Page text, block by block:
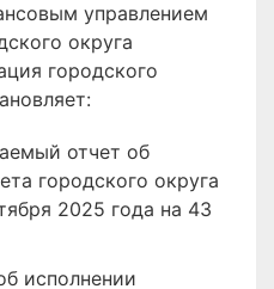
управлением
округа
городского
отчет об
городского округа
2025 года на 43
исполнении